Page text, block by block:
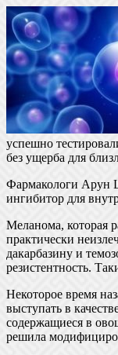
успешно
без ущерба для
Фармакологи Арун
ингибитор для
Меланома, которая
практически
дакарбазину и
резистентность.
Некоторое время
выступать в
содержащиеся в
решила